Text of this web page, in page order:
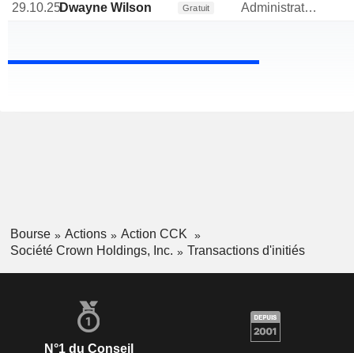
29.10.25Dwayne Wilson Gratuit Administrateur
Bourse Actions
Action CCK
Société Crown Holdings, Inc.
Transactions d'initiés
N°1 du Conseil